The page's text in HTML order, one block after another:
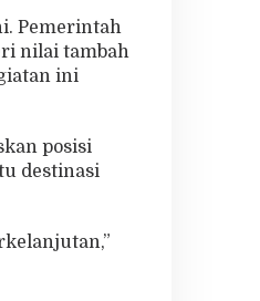
Pemerintah
nilai tambah
ini
posisi
destinasi